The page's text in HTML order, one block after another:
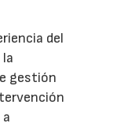
del
gestión